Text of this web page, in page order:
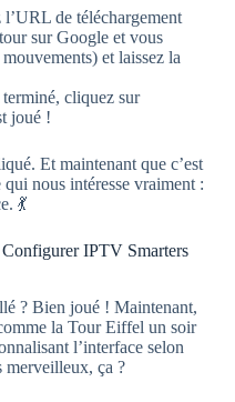
de téléchargement
sur Google et vous
et laissez la
cliquez sur
joué !
Et maintenant que c’est
nous intéresse vraiment :
💃
Configurer IPTV Smarters
? Bien joué ! Maintenant,
la Tour Eiffel un soir
l’interface selon
merveilleux, ça ?